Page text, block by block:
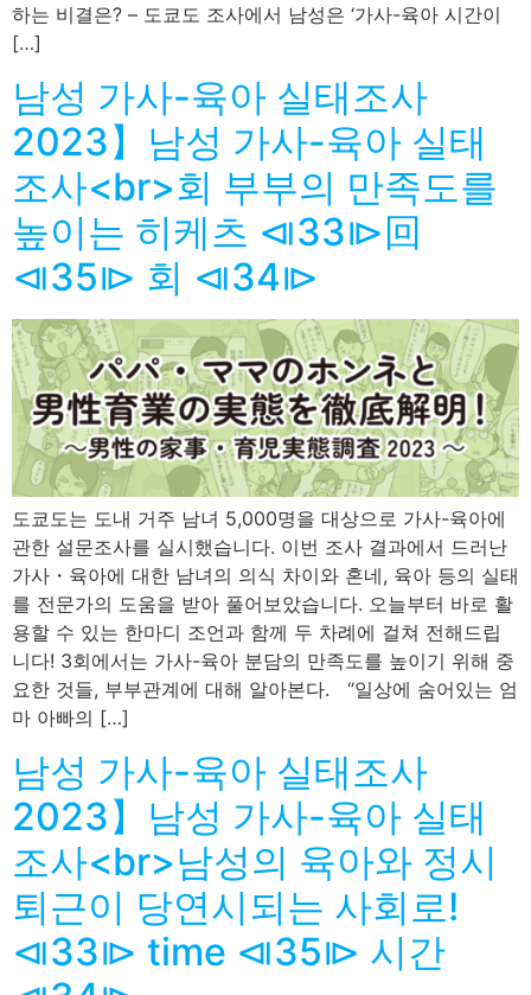
하는 비결은? – 도쿄도 조사에서 남성은 ‘가사-육아 시간이
[…]
남성 가사-육아 실태조사
2023】남성 가사-육아 실태
조사<br>회 부부의 만족도를
높이는 히케츠 ⧏33⧐回
⧏35⧐ 회 ⧏34⧐
도쿄도는 도내 거주 남녀 5,000명을 대상으로 가사-육아에
관한 설문조사를 실시했습니다. 이번 조사 결과에서 드러난
가사・육아에 대한 남녀의 의식 차이와 혼네, 육아 등의 실태
를 전문가의 도움을 받아 풀어보았습니다. 오늘부터 바로 활
용할 수 있는 한마디 조언과 함께 두 차례에 걸쳐 전해드립
니다! 3회에서는 가사-육아 분담의 만족도를 높이기 위해 중
요한 것들, 부부관계에 대해 알아본다. “일상에 숨어있는 엄
마 아빠의 […]
남성 가사-육아 실태조사
2023】남성 가사-육아 실태
조사<br>남성의 육아와 정시
퇴근이 당연시되는 사회로!
⧏33⧐ time ⧏35⧐ 시간